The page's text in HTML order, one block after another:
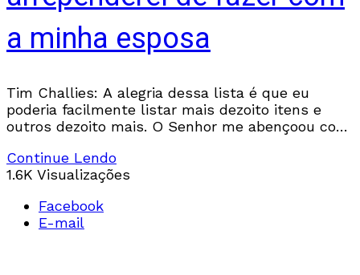
a minha esposa
Tim Challies: A alegria dessa lista é que eu
poderia facilmente listar mais dezoito itens e
outros dezoito mais. O Senhor me abençoou com
Continue Lendo
1.6K Visualizações
Facebook
E-mail